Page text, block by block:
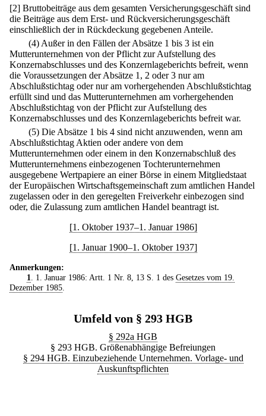
[2] Bruttobeiträge aus dem gesamten Versicherungsgeschäft sind
die Beiträge aus dem Erst- und Rückversicherungsgeschäft
einschließlich der in Rückdeckung gegebenen Anteile.
(4) Außer in den Fällen der Absätze 1 bis 3 ist ein
Mutterunternehmen von der Pflicht zur Aufstellung des
Konzernabschlusses und des Konzernlageberichts befreit, wenn
die Voraussetzungen der Absätze 1, 2 oder 3 nur am
Abschlußstichtag oder nur am vorhergehenden Abschlußstichtag
erfüllt sind und das Mutterunternehmen am vorhergehenden
Abschlußstichtag von der Pflicht zur Aufstellung des
Konzernabschlusses und des Konzernlageberichts befreit war.
(5) Die Absätze 1 bis 4 sind nicht anzuwenden, wenn am
Abschlußstichtag Aktien oder andere von dem
Mutterunternehmen oder einem in den Konzernabschluß des
Mutterunternehmens einbezogenen Tochterunternehmen
ausgegebene Wertpapiere an einer Börse in einem Mitgliedstaat
der Europäischen Wirtschaftsgemeinschaft zum amtlichen Handel
zugelassen oder in den geregelten Freiverkehr einbezogen sind
oder, die Zulassung zum amtlichen Handel beantragt ist.
[1. Oktober 1937–1. Januar 1986]
[1. Januar 1900–1. Oktober 1937]
Anmerkungen:
1
. 1. Januar 1986: Artt. 1 Nr. 8, 13 S. 1 des Gesetzes vom 19.
Dezember 1985
Umfeld von § 293 HGB
§ 292a HGB
§ 293 HGB. Größenabhängige Befreiungen
§ 294 HGB. Einzubeziehende Unternehmen. Vorlage- und
Auskunftspflichten